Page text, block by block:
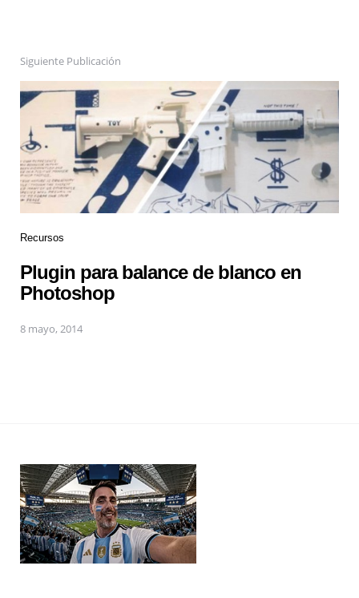
Siguiente Publicación
Recursos
Plugin para balance de blanco en
Photoshop
8 mayo, 2014